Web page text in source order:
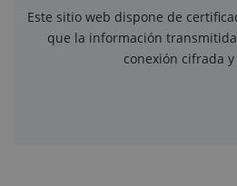
Este sitio web dispone de
que la información
conexión cifrada